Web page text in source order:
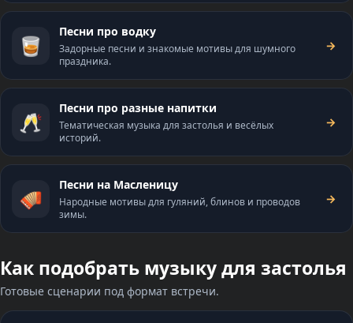
🥃
Песни про водку
Задорные песни и знакомые мотивы для шумного
праздника.
→
🥂
Песни про разные напитки
Тематическая музыка для застолья и весёлых
историй.
→
🪗
Песни на Масленицу
Народные мотивы для гуляний, блинов и проводов
зимы.
→
Как подобрать музыку для застолья
Готовые сценарии под формат встречи.